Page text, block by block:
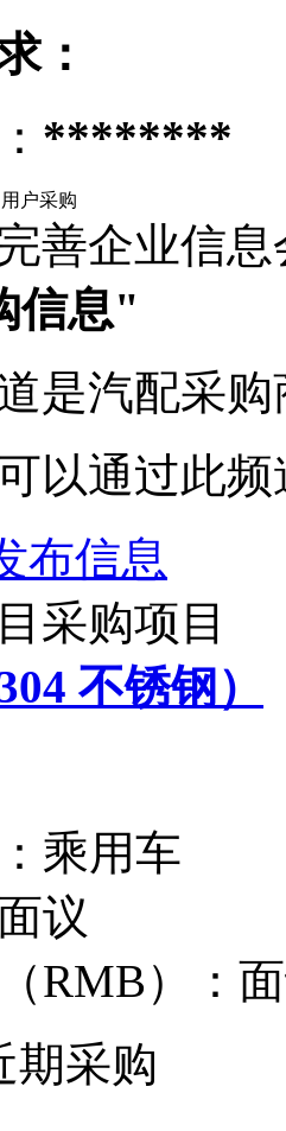
：
********
用户采购
善企业信
信息"
是汽配采
以通过此
布信息
采购项目
不锈钢）
乘用车
议
RMB）：
期采购